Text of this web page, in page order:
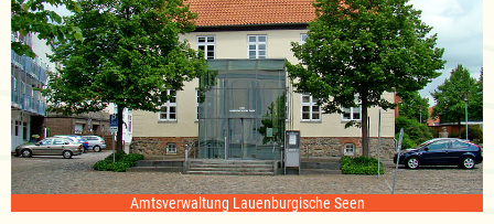
Amtsverwaltung Lauenburgische Seen